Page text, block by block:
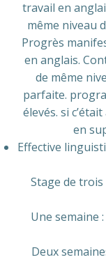
travail en
même niveau
Progrès
en anglais.
de même
parfaite.
élevés. si
en
Effective
Stage de
Une semaine
Deux